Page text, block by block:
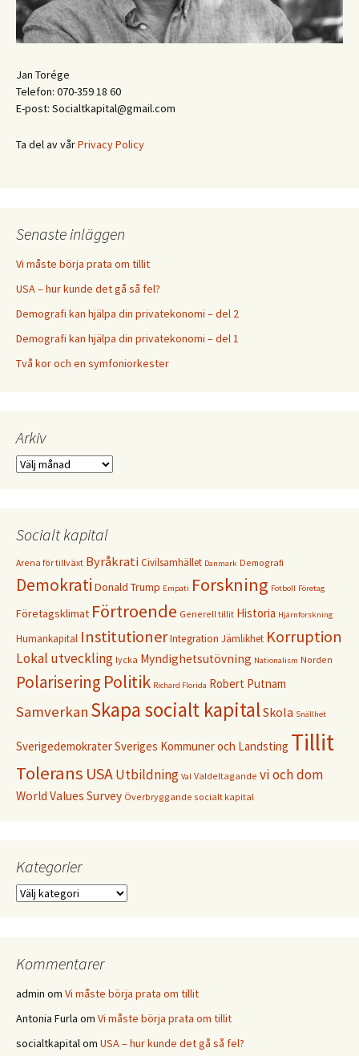
Jan Torége
Telefon: 070-359 18 60
E-post: Socialtkapital@gmail.com
Ta del av vårPrivacy Policy
Senaste inläggen
Vi måste börja prata om tillit
USA – hur kunde det gå så fel?
Demografi kan hjälpa din privatekonomi – del 2
Demografi kan hjälpa din privatekonomi – del 1
Två kor och en symfoniorkester
Arkiv
Arkiv
Socialt kapital
Arena för tillväxt ByråkratiCivilsamhället Danmark Demografi
Demokrati Donald Trump Empati Forskning Fotboll Företag
Företagsklimat Förtroende Generell tillit Historia Hjärnforskning
Humankapital InstitutionerIntegration Jämlikhet Korruption
Lokal utveckling lycka Myndighetsutövning Nationalism Norden
Polarisering Politik Richard Florida Robert Putnam
Samverkan Skapa socialt kapitalSkola Snällhet
SverigedemokraterSveriges Kommuner och Landsting Tillit
Tolerans USAUtbildning Val Valdeltagande vi och dom
World Values Survey Överbryggande socialt kapital
Kategorier
Kategorier
Kommentarer
admin om Vi måste börja prata om tillit
Antonia Furla om Vi måste börja prata om tillit
socialtkapitalom USA – hur kunde det gå så fel?